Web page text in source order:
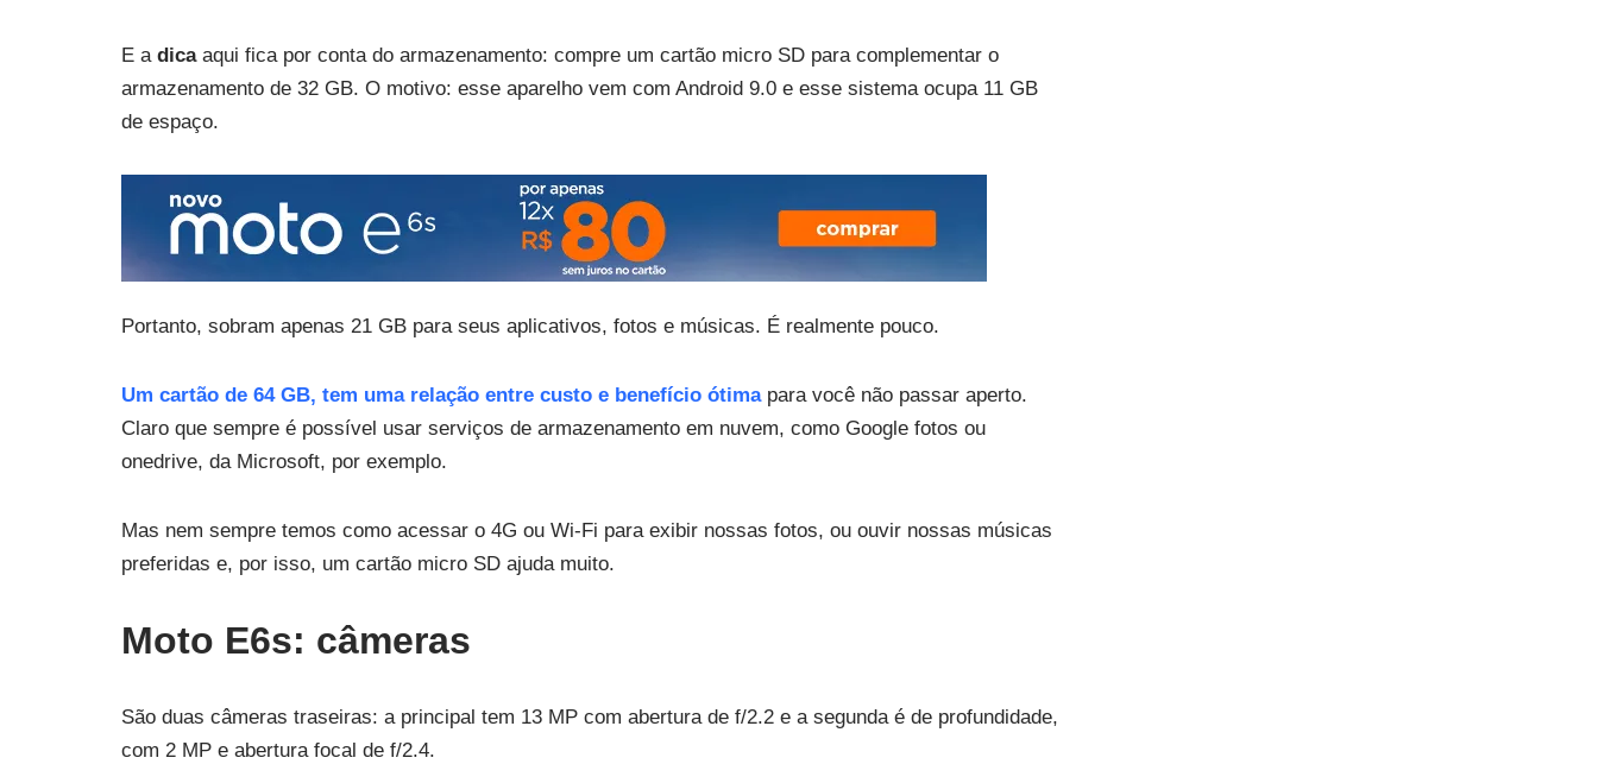
E a dica aqui fica por conta do armazenamento: compre um cartão micro SD para complementar o
armazenamento de 32 GB. O motivo: esse aparelho vem com Android 9.0 e esse sistema ocupa 11 GB
de espaço.
Portanto, sobram apenas 21 GB para seus aplicativos, fotos e músicas. É realmente pouco.
Um cartão de 64 GB, tem uma relação entre custo e benefício ótimapara você não passar aperto.
Claro que sempre é possível usar serviços de armazenamento em nuvem, como Google fotos ou
onedrive, da Microsoft, por exemplo.
Mas nem sempre temos como acessar o 4G ou Wi-Fi para exibir nossas fotos, ou ouvir nossas músicas
preferidas e, por isso, um cartão micro SD ajuda muito.
Moto E6s: câmeras
São duas câmeras traseiras: a principal tem 13 MP com abertura de f/2.2 e a segunda é de profundidade,
com 2 MP e abertura focal de f/2.4.